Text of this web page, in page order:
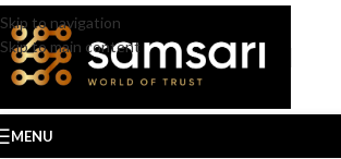
Skip to navigation
Skip to main content
MENU